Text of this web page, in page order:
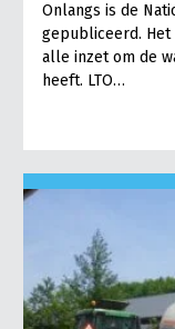
Onlangs is de
gepubliceerd.
alle inzet om de
heeft. LTO…